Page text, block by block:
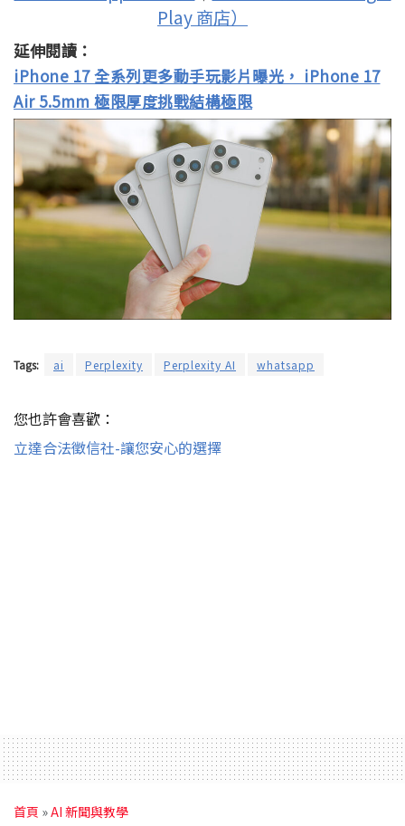
Play 商店）
延伸閱讀：
iPhone 17 全系列更多動手玩影片曝光， iPhone 17
Air 5.5mm 極限厚度挑戰結構極限
Tags: ai Perplexity Perplexity AI whatsapp
您也許會喜歡：
立達合法徵信社-讓您安心的選擇
首頁 »AI 新聞與教學